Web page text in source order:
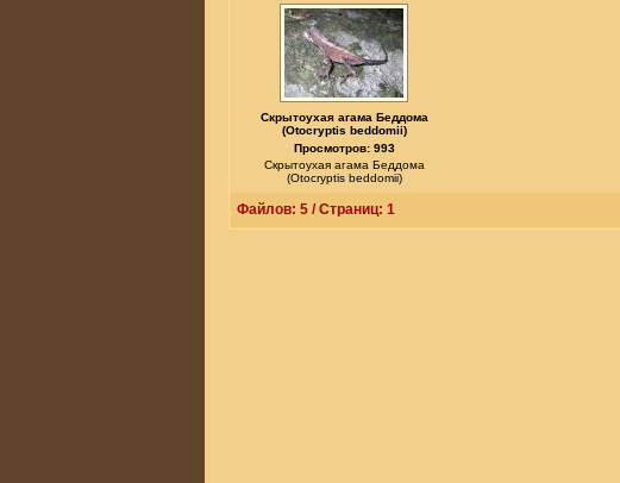
Скрытоухая агама Беддома
(Otocryptis beddomii)
Просмотров: 993
Скрытоухая агама Беддома
(Otocryptis beddomii)
Файлов: 5 / Страниц: 1